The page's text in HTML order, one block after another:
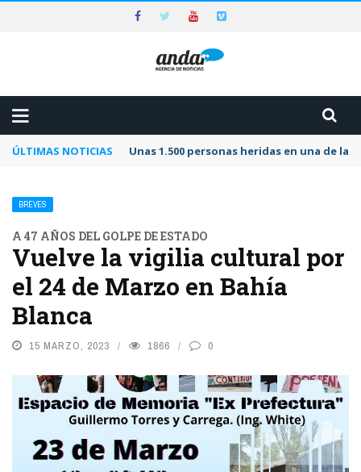
ÚLTIMAS NOTICIAS Unas 1.500 personas heridas en una de
BREVES
A 47 AÑOS DEL GOLPE DE ESTADO
Vuelve la vigilia cultural por
el 24 de Marzo en Bahía
Blanca
15 MARZO, 2023 1866 0